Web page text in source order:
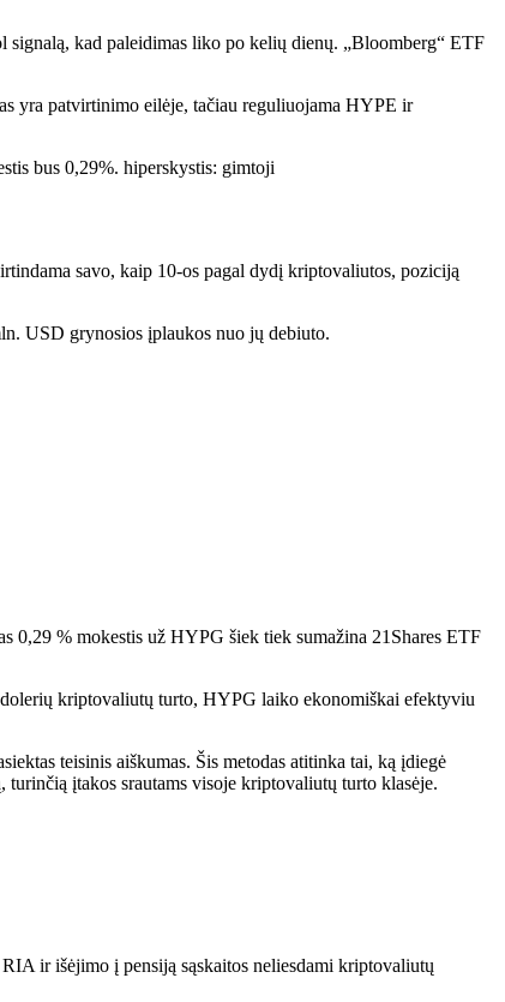
kad paleidimas liko po kelių dienų. „Bloomberg“ ETF
yra patvirtinimo eilėje, tačiau reguliuojama HYPE ir
bus 0,29%. hiperskystis: gimtoji
savo, kaip 10-os pagal dydį kriptovaliutos, poziciją
USD grynosios įplaukos nuo jų debiuto.
0,29 % mokestis už HYPG šiek tiek sumažina 21Shares ETF
kriptovaliutų turto, HYPG laiko ekonomiškai efektyviu
teisinis aiškumas. Šis metodas atitinka tai, ką įdiegė
įtakos srautams visoje kriptovaliutų turto klasėje.
ir išėjimo į pensiją sąskaitos neliesdami kriptovaliutų